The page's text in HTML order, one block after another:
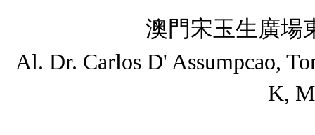
澳門宋玉生廣場
Al. Dr. Carlos D' Assumpcao,
K,